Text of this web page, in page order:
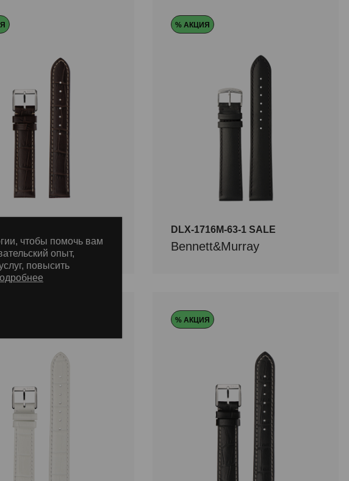
% АКЦИЯ
DLX-1716M-63-1 SALE
Bennett&Murray
% АКЦИЯ
чтобы помочь вам
опыт,
повысить